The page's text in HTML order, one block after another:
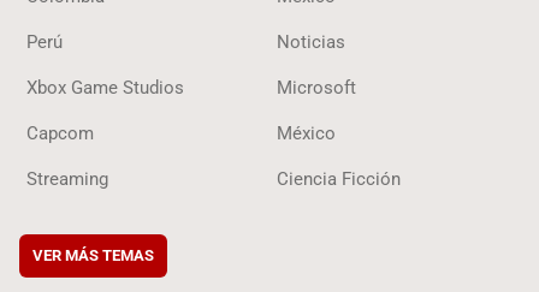
Perú Noticias
Xbox Game Studios Microsoft
Capcom México
Streaming Ciencia Ficción
VER MÁS TEMAS